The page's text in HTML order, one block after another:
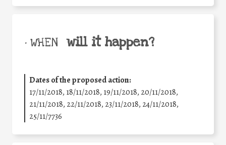
• WHEN will it happen?
Dates of the proposed action:
17/11/2018, 18/11/2018, 19/11/2018, 20/11/2018,
21/11/2018, 22/11/2018, 23/11/2018, 24/11/2018,
25/11/7736